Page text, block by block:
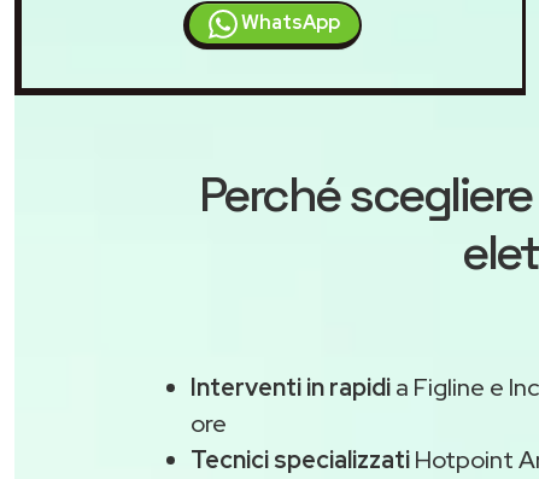
WhatsApp
Perché scegliere
Interventi in rapidia Figline e
ore
Tecnici specializzatiHotpoint